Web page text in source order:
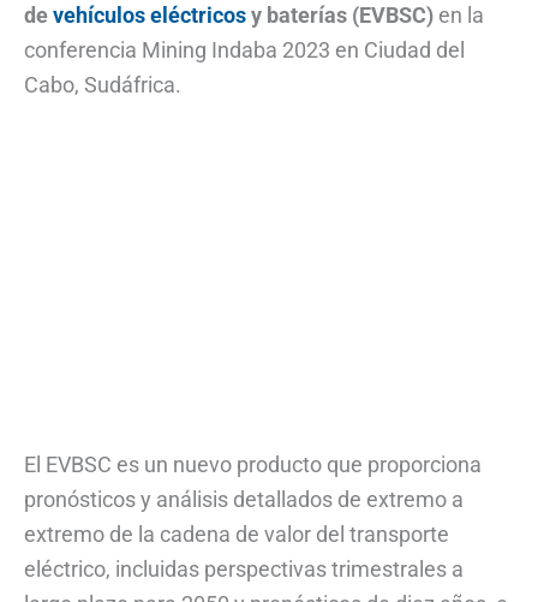
devehículos eléctricosy baterías (EVBSC) en la
conferencia Mining Indaba 2023 en Ciudad del
Cabo, Sudáfrica.
El EVBSC es un nuevo producto que proporciona
pronósticos y análisis detallados de extremo a
extremo de la cadena de valor del transporte
eléctrico, incluidas perspectivas trimestrales a